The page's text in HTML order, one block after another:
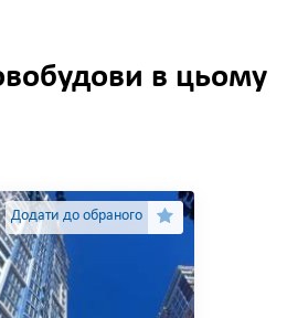
в цьому
Додати до обраного